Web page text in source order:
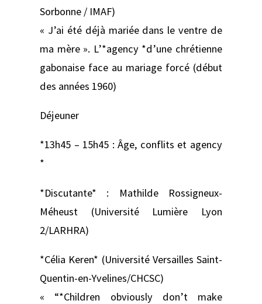
Sorbonne / IMAF)
« J’ai été déjà mariée dans le ventre de
ma mère ». L’*agency *d’une chrétienne
gabonaise face au mariage forcé (début
des années 1960)
Déjeuner
*13h45 – 15h45 : Âge, conflits et agency
*
*Discutante* : Mathilde Rossigneux-
Méheust (Université Lumière Lyon
2/LARHRA)
*Célia Keren* (Université Versailles Saint-
Quentin-en-Yvelines/CHCSC)
« “*Children obviously don’t make